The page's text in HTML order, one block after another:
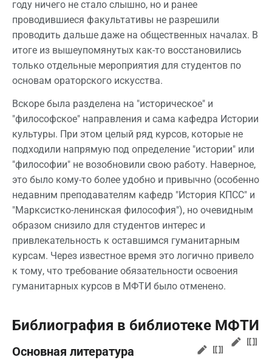
году ничего не стало слышно, но и ранее
проводившиеся факультативы не разрешили
проводить дальше даже на общественных началах. В
итоге из вышеупомянутых как-то восстановились
только отдельные мероприятия для студентов по
основам ораторского искусства.
Вскоре была разделена на "историческое" и
"философское" направления и сама кафедра Истории
культуры. При этом целый ряд курсов, которые не
подходили напрямую под определение "истории" или
"философии" не возобновили свою работу. Наверное,
это было кому-то более удобно и привычно (особенно
недавним преподавателям кафедр "История КПСС" и
"Марксистко-ленинская философия"), но очевидным
образом снизило для студентов интерес и
привлекательность к оставшимся гуманитарным
курсам. Через известное время это логично привело
к тому, что требование обязательности освоения
гуманитарных курсов в МФТИ было отменено.
Библиография в библиотеке МФТИ
Основная литература